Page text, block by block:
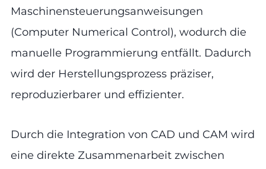
Maschinensteuerungsanweisungen
(Computer Numerical Control), wodurch die
manuelle Programmierung entfällt. Dadurch
wird der Herstellungsprozess präziser,
reproduzierbarer und effizienter.
Durch die Integration von CAD und CAM wird
eine direkte Zusammenarbeit zwischen